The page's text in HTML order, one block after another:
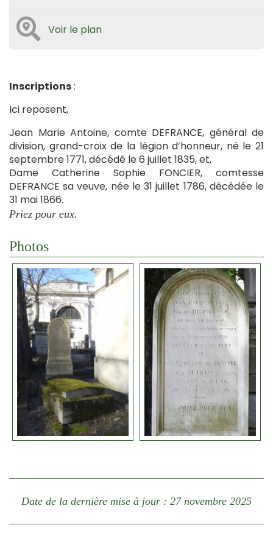
Voir le plan
Inscriptions:
Ici reposent,
Jean Marie Antoine, comte DEFRANCE, général de
division, grand-croix de la légion d’honneur, né le 21
septembre 1771, décédé le 6 juillet 1835, et,
Dame Catherine Sophie FONCIER, comtesse
DEFRANCE sa veuve, née le 31 juillet 1786, décédée le
31 mai 1866.
Priez pour eux.
Photos
Date de la dernière mise à jour : 27 novembre 2025